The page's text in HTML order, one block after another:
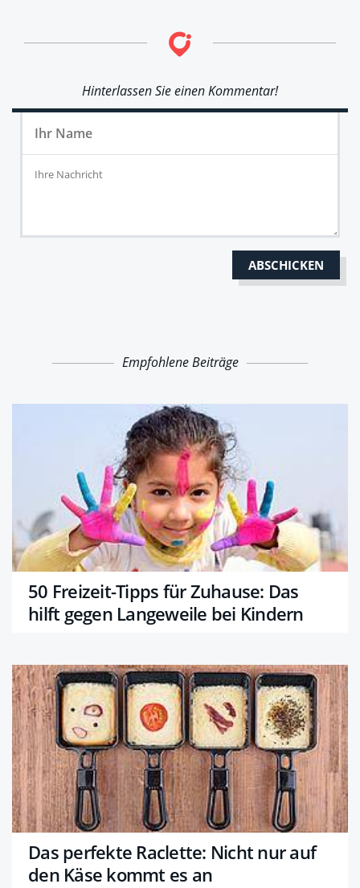
Hinterlassen Sie einen Kommentar!
Empfohlene Beiträge
50 Freizeit-Tipps für Zuhause: Das
hilft gegen Langeweile bei Kindern
Das perfekte Raclette: Nicht nur auf
den Käse kommt es an